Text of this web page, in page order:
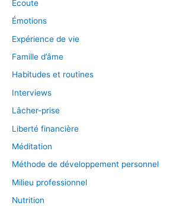
Ecoute
Émotions
Expérience de vie
Famille d’âme
Habitudes et routines
Interviews
Lâcher-prise
Liberté financière
Méditation
Méthode de développement personnel
Milieu professionnel
Nutrition